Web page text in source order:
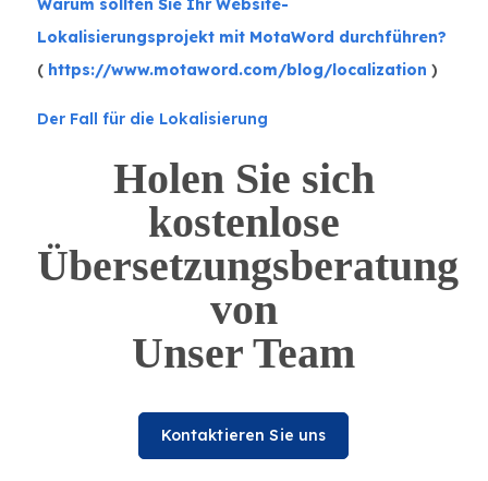
Warum sollten Sie Ihr Website-
Lokalisierungsprojekt mit MotaWord durchführen?
( https://www.motaword.com/blog/localization )
Der Fall für die Lokalisierung
Holen Sie sich
kostenlose
Übersetzungsberatung
von
Unser Team
Kontaktieren Sie uns